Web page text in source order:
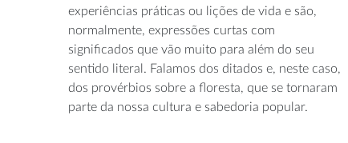
experiências práticas ou lições de vida e são,
normalmente, expressões curtas com
significados que vão muito para além do seu
sentido literal. Falamos dos ditados e, neste caso,
dos provérbios sobre a floresta, que se tornaram
parte da nossa cultura e sabedoria popular.